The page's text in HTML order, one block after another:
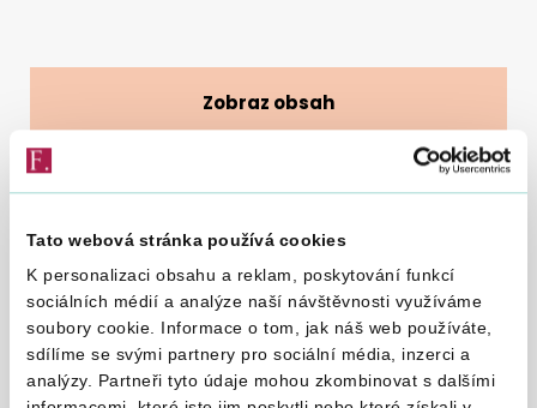
Tato webová stránka používá cookies
K personalizaci obsahu a reklam, poskytování funkcí
sociálních médií a analýze naší návštěvnosti využíváme
soubory cookie. Informace o tom, jak náš web používáte,
sdílíme se svými partnery pro sociální média, inzerci a
analýzy. Partneři tyto údaje mohou zkombinovat s dalšími
GFŘ pro zvýšení informovanosti a právní jistoty
poplatníků daně z příjmů právnických a fyzických
osob při uplatňování nepřímé daňové podpory
Zobraz obsah